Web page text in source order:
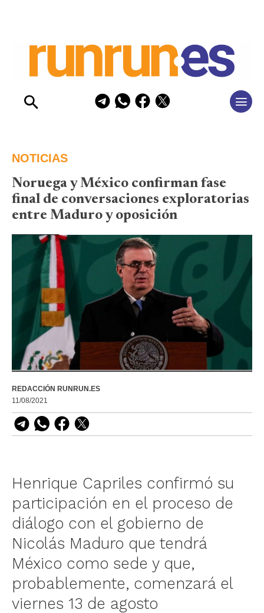
NOTICIAS
Noruega y México confirman fase
final de conversaciones exploratorias
entre Maduro y oposición
REDACCIÓN RUNRUN.ES
11/08/2021
Henrique Capriles confirmó su
participación en el proceso de
diálogo con el gobierno de
Nicolás Maduro que tendrá
México como sede y que,
probablemente, comenzará el
viernes 13 de agosto